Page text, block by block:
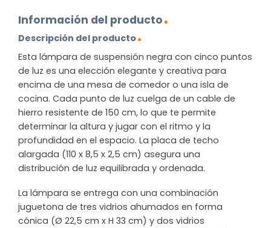
Información del producto
Descripción del producto
Esta lámpara de suspensión negra con cinco puntos
de luz es una elección elegante y creativa para
encima de una mesa de comedor o una isla de
cocina. Cada punto de luz cuelga de un cable de
hierro resistente de 150 cm, lo que te permite
determinar la altura y jugar con el ritmo y la
profundidad en el espacio. La placa de techo
alargada (110 x 8,5 x 2,5 cm) asegura una
distribución de luz equilibrada y ordenada.
La lámpara se entrega con una combinación
juguetona de tres vidrios ahumados en forma
cónica (Ø 22,5 cm x H 33 cm) y dos vidrios